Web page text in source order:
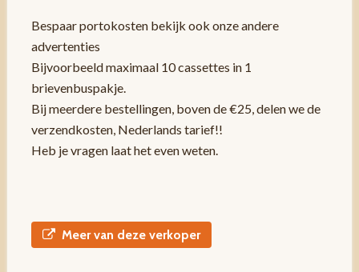
Bespaar portokosten bekijk ook onze andere
advertenties
Bijvoorbeeld maximaal 10 cassettes in 1
brievenbuspakje.
Bij meerdere bestellingen, boven de €25, delen we de
verzendkosten, Nederlands tarief!!
Heb je vragen laat het even weten.
Meer van deze verkoper